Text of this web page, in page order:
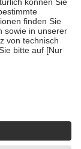
Lebensjahr
die von der
Bewertungen